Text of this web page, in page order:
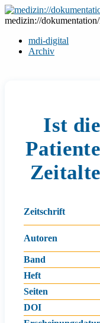
Zum
Inhalt
medizin://
mdi-digital
Archiv
Ist
Zeitschrift
Autoren
Band
Heft
Seiten
DOI